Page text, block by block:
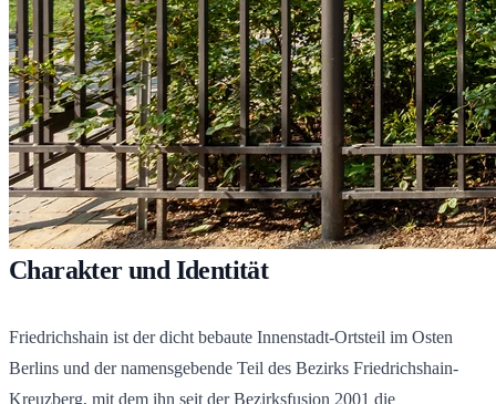
Charakter und Identität
Friedrichshain ist der dicht bebaute Innenstadt-Ortsteil im Osten
Berlins und der namensgebende Teil des Bezirks Friedrichshain-
Kreuzberg, mit dem ihn seit der Bezirksfusion 2001 die